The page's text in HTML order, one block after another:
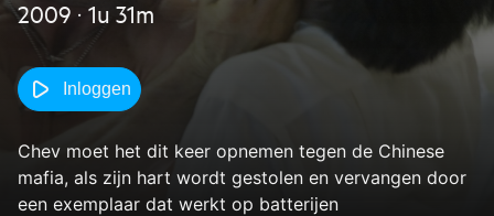
2009 ‧ 1u 31m
Inloggen
Chev moet het dit keer opnemen tegen de Chinese
mafia, als zijn hart wordt gestolen en vervangen door
een exemplaar dat werkt op batterijen